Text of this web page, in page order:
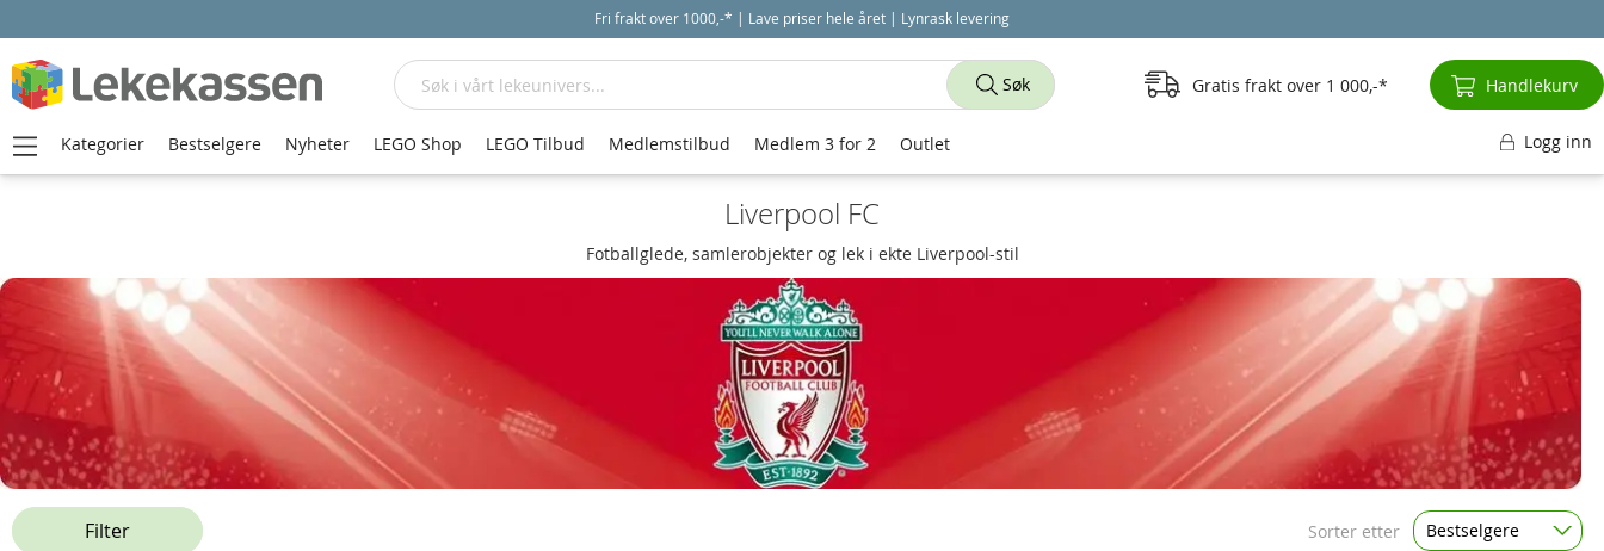
Fri frakt over 1000,-* | Lave priser hele året | Lynrask levering
Hjem Fotball-Shop Liverpool
Liverpool FC
Fotballglede, samlerobjekter og lek i ekte Liverpool-stil
Filter Sorter etter Bestselgere
Søk
Søk Gratis frakt over 1 000,- Handlekurv
Kategorier Bestselgere Nyheter LEGO Shop LEGO Tilbud Medlemstilbud Medlem 3 for 2 Outlet Logg inn